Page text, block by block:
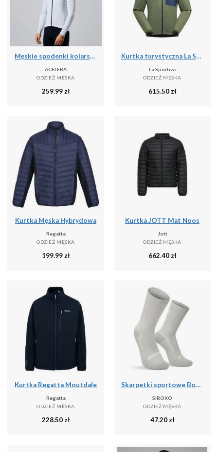
Męskie spodenki kolarskie do kolarstwa górskiego
ACELERA
ODZIEŻ MĘSKA
259.99 zł
Kurtka turystyczna La Sportiva Wall Breeze Stretch
La Sportiva
ODZIEŻ MĘSKA
615.50 zł
Kurtka Męska Hybrydowa
Regatta
ODZIEŻ MĘSKA
199.99 zł
Kurtka JOTT Mat Noos
Jott
ODZIEŻ MĘSKA
662.40 zł
Kurtka Regatta Moutdale
Regatta
ODZIEŻ MĘSKA
228.50 zł
Skarpetki sportowe Boombastic Siroko BBC Amp Gray
SIROKO
ODZIEŻ MĘSKA
47.20 zł